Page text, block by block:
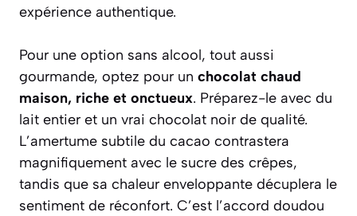
expérience authentique.
Pour une option sans alcool, tout aussi
gourmande, optez pour un chocolat chaud
maison, riche et onctueux. Préparez-le avec du
lait entier et un vrai chocolat noir de qualité.
L’amertume subtile du cacao contrastera
magnifiquement avec le sucre des crêpes,
tandis que sa chaleur enveloppante décuplera le
sentiment de réconfort. C’est l’accord doudou